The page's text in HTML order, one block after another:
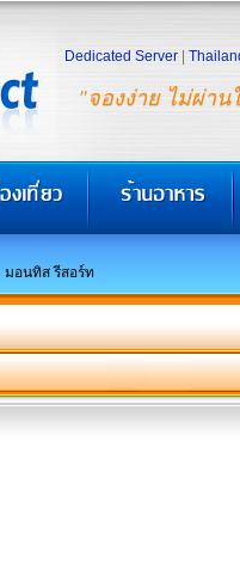
"จองง่าย ไม่ผ่าน
Dedicated Server
มอนทิส รีสอร์ท